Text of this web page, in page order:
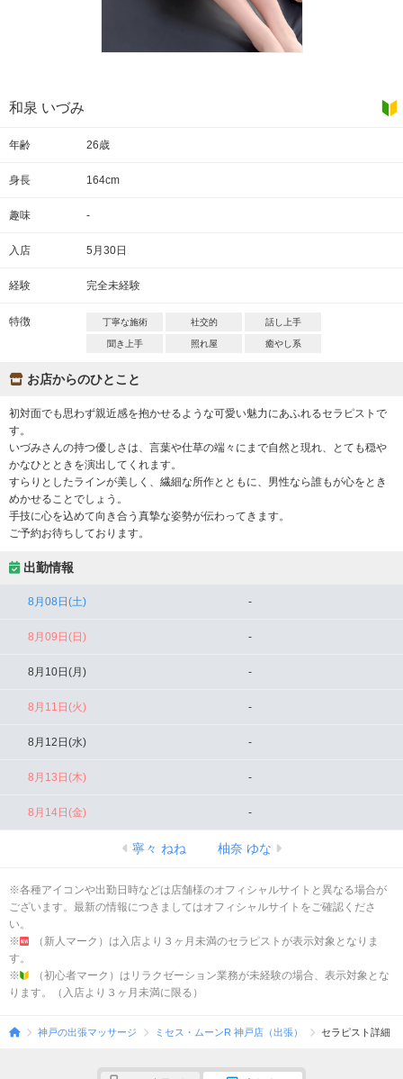
和泉 いづみ
年齢 26歳
身長 164cm
趣味 -
入店 5月30日
経験 完全未経験
特徴 丁寧な施術 社交的 話し上手
聞き上手 照れ屋 癒やし系
お店からのひとこと
初対面でも思わず親近感を抱かせるような可愛い魅力にあふれるセラピストで
す。
いづみさんの持つ優しさは、言葉や仕草の端々にまで自然と現れ、とても穏や
かなひとときを演出してくれます。
すらりとしたラインが美しく、繊細な所作とともに、男性なら誰もが心をとき
めかせることでしょう。
手技に心を込めて向き合う真摯な姿勢が伝わってきます。
ご予約お待ちしております。
出勤情報
8月08日(土) -
8月09日(日) -
8月10日(月) -
8月11日(火) -
8月12日(水) -
8月13日(木) -
8月14日(金) -
寧々 ねね 柚奈 ゆな
※各種アイコンや出勤日時などは店舗様のオフィシャルサイトと異なる場合が
ございます。最新の情報につきましてはオフィシャルサイトをご確認くださ
い。
※
（新人マーク）は入店より３ヶ月未満のセラピストが表示対象となりま
す。
※
（初心者マーク）はリラクゼーション業務が未経験の場合、表示対象とな
ります。（入店より３ヶ月未満に限る）
神戸の出張マッサージ ミセス・ムーンR 神戸店（出張） セラピスト詳細